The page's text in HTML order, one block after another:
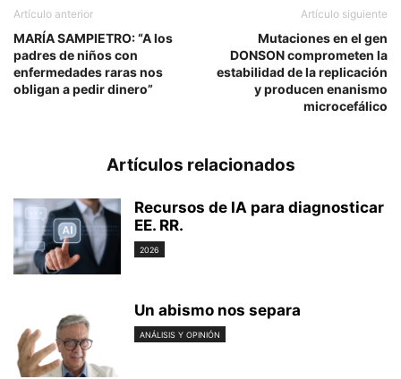
Artículo anterior
MARÍA SAMPIETRO: “A los
padres de niños con
enfermedades raras nos
obligan a pedir dinero”
Artículo siguiente
Mutaciones en el gen
DONSON comprometen la
estabilidad de la replicación
y producen enanismo
microcefálico
Artículos relacionados
Recursos de IA para diagnosticar
EE. RR.
2026
Un abismo nos separa
ANÁLISIS Y OPINIÓN